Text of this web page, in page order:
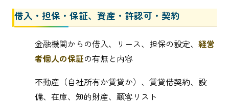
借入・担保・保証、資産・許認可・契約
金融機関からの借入、リース、担保の設定、 経営
者個人の保証の有無と内容
不動産（自社所有か賃貸か）、賃貸借契約、設
備、在庫、知的財産、顧客リスト